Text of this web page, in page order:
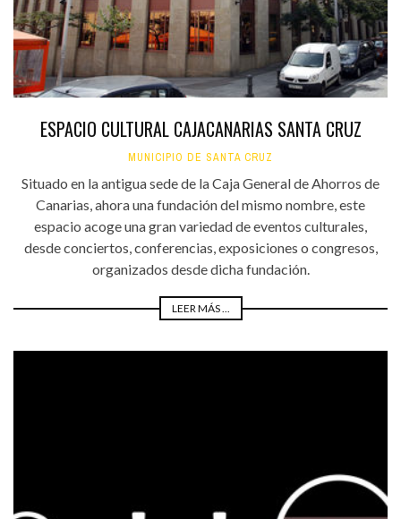
ESPACIO CULTURAL CAJACANARIAS SANTA CRUZ
MUNICIPIO DE SANTA CRUZ
Situado en la antigua sede de la Caja General de Ahorros de
Canarias, ahora una fundación del mismo nombre, este
espacio acoge una gran variedad de eventos culturales,
desde conciertos, conferencias, exposiciones o congresos,
organizados desde dicha fundación.
LEER MÁS ...